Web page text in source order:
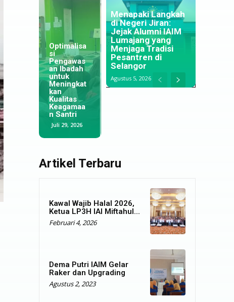
Optimalisa
si
Pengawas
an Ibadah
untuk
Meningkat
kan
Kualitas
Keagamaa
n Santri
Juli 29, 2026
Perkuat
Kualitas
Tridharma;
IAIM
Lumajang
Menyongs
ong Masa
Menapaki Langkah
di Negeri Jiran:
Jejak Alumni IAIM
Lumajang yang
Menjaga Tradisi
Pesantren di
Selangor
Agustus 5, 2026
Artikel Terbaru
Kawal Wajib Halal 2026,
Ketua LP3H IAI Miftahul...
Februari 4, 2026
Dema Putri IAIM Gelar
Raker dan Upgrading
Agustus 2, 2023